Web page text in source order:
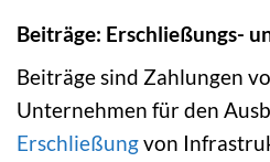
Beiträge: Erschließungs-
Beiträge sind Zahlungen
Unternehmen für den
Erschließungvon